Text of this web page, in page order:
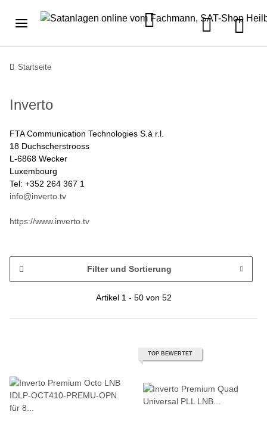
Startseite
Inverto
FTA Communication Technologies S.à r.l.
18 Duchscherstrooss
L-6868 Wecker
Luxembourg
Tel: +352 264 367 1
info@inverto.tv
https://www.inverto.tv
Filter und Sortierung
Artikel 1 - 50 von 52
TOP BEWERTET